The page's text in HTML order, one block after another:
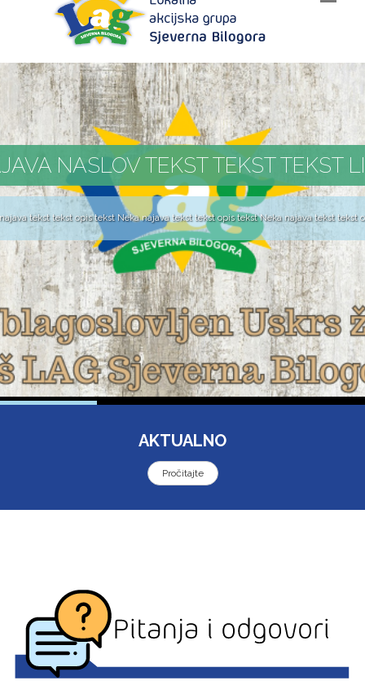
NASLOV TEKST TEKST TEKST
tekst tekst opis tekst Neka najava tekst tekst opis tekst Neka najava tekst tekst
AKTUALNO
Pročitajte